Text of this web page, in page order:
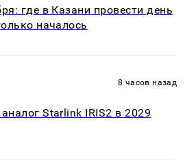
где в Казани провести день
началось
8 часов назад
Starlink IRIS2 в 2029